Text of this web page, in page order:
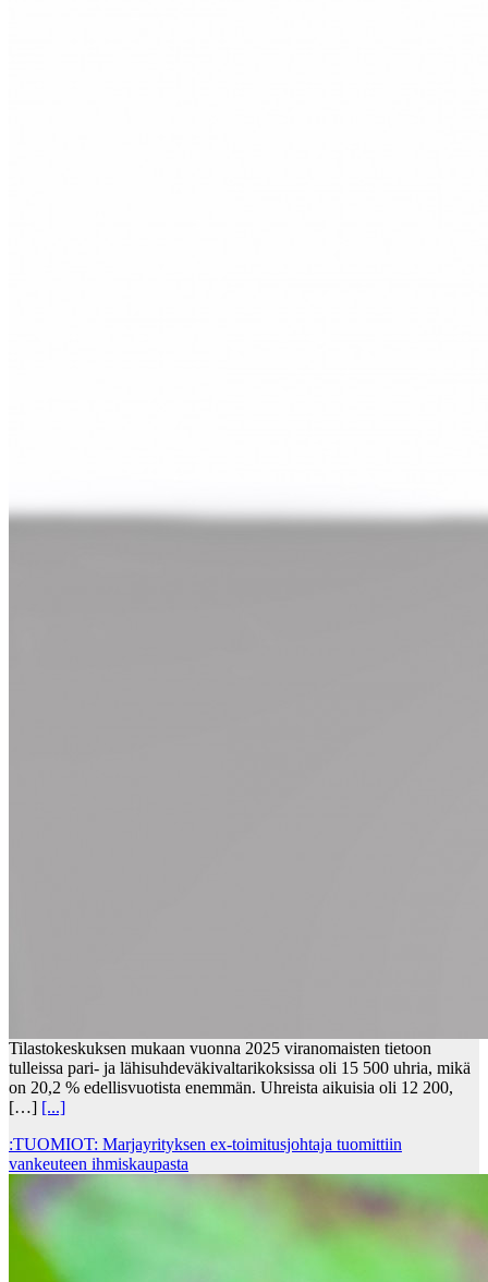
Tilastokeskuksen mukaan vuonna 2025 viranomaisten tietoon
tulleissa pari- ja lähisuhdeväkivaltarikoksissa oli 15 500 uhria, mikä
on 20,2 % edellisvuotista enemmän. Uhreista aikuisia oli 12 200,
[…] [...]
:TUOMIOT: Marjayrityksen ex-toimitusjohtaja tuomittiin
vankeuteen ihmiskaupasta